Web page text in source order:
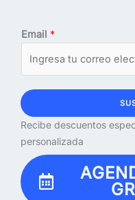
Email *
Recibe descuentos
personalizada